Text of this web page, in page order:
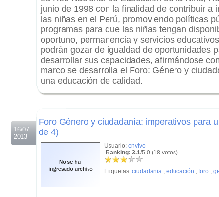
junio de 1998 con la finalidad de contribuir a
las niñas en el Perú, promoviendo políticas
programas para que las niñas tengan
oportuno, permanencia y servicios
podrán gozar de igualdad de oportunidades
desarrollar sus capacidades, afirmándose
marco se desarrolla el Foro: Género y
una educación de calidad.
16/07
2013
Foro Género y ciudadanía: imperativos para
de 4)
Usuario: envivo
Ranking: 3.1/5.0 (18 votos)
Etiquetas: ciudadania , educación , foro ,